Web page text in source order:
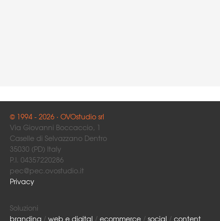
© 1994 - 2026 · OVOstudio srl
Via Giovanni Boccaccio, 1
Caselle di Selvazzano Dentro
35030 (PD) Italy
P.I. 04357220286
pec@pec.ovostudio.it
Privacy
Soluzioni
branding / web e digital / ecommerce / social / content